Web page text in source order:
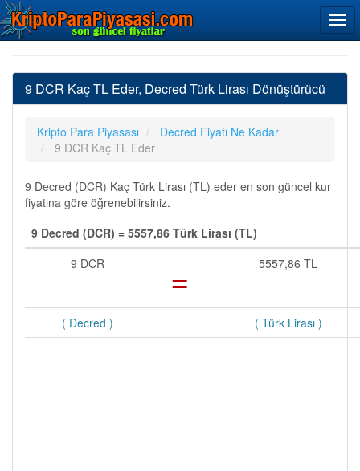
9 DCR Kaç TL Eder, Decred Türk Lirası Dönüştürücü
Kripto Para Piyasası
Decred Fiyatı Ne Kadar
9 DCR Kaç TL Eder
9 Decred (DCR) Kaç Türk Lirası (TL) eder en son güncel kur
fiyatına göre öğrenebilirsiniz.
9 Decred (DCR) = 5557,86 Türk Lirası (TL)
9 DCR
= 5557,86 TL
( Decred ) ( Türk Lirası )